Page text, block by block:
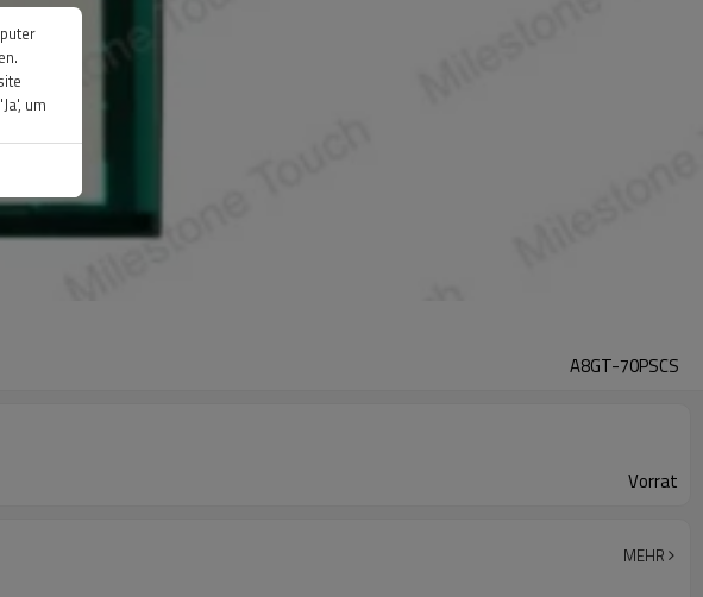
A8GT-70PSCS
Vorrat
MEHR
um